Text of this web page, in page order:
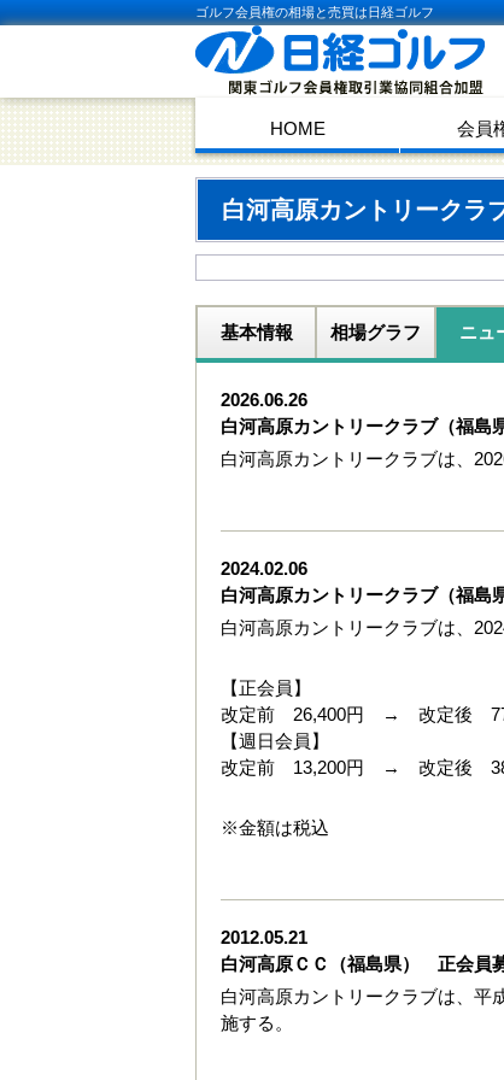
ゴルフ会員権の相場と売買は日経ゴルフ
HOME 会員
白河高原カントリークラ
基本情報 相場グラフ ニュ
2026.06.26
白河高原カントリークラブ（福
白河高原カントリークラブは、
2024.02.06
白河高原カントリークラブ（福
白河高原カントリークラブは、
【正会員】
改定前 26,400円 → 改定後
【週日会員】
改定前 13,200円 → 改定後
※金額は税込
2012.05.21
白河高原ＣＣ（福島県） 正会員
白河高原カントリークラブは、平
施する。